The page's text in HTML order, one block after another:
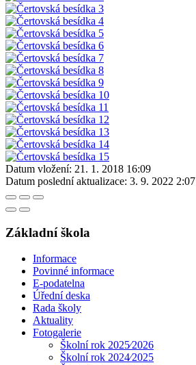
Datum vložení: 21. 1. 2018 16:09
Datum poslední aktualizace: 3. 9. 2022 2:07
Základní škola
Informace
Povinné informace
E-podatelna
Úřední deska
Rada školy
Aktuality
Fotogalerie
Školní rok 2025⁄2026
Školní rok 2024⁄2025